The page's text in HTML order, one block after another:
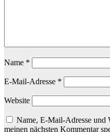
Name *
E-Mail-Adresse *
Website
Name, E-Mail-Adresse und
meinen nächsten Kommentar